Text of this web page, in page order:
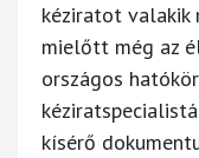
kéziratot valakik
mielőtt még az
országos
kísérő